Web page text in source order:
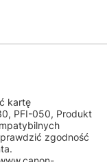
kartę
PFI-050, Produkt
zgodność